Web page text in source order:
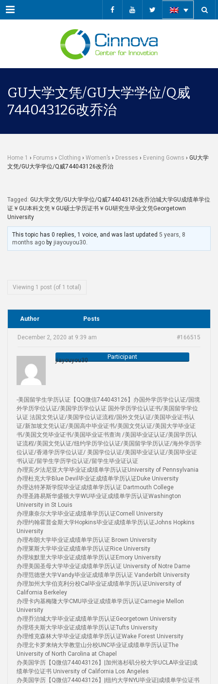
Menu
GU大学文凭/GU大学学位/Q威
744043126改乔治
Home 1 › Forums › Clothing › Women’s › Dresses › Evening Gowns › GU大学
文凭/GU大学学位/Q威744043126改乔治
Tagged: GU大学文凭/GU大学学位/Q威744043126改乔治城大学GU成绩单学位
证￥GU本科文凭￥GU硕士学历证书￥GU研究生毕业文凭Georgetown
University
This topic has 0 replies, 1 voice, and was last updated5 years, 8
months ago by jiayouyou30.
Viewing 1 post (of 1 total)
Author Posts
December 2, 2020 at 9:39 am #166515
jiayouyou30 Participant
-美国留学生学历认证【QQ微信744043126】办国外学历学位认证/国境
外学历学位认证/美国学历学位认证 国外学历学位认证书/美国留学学位
认证 法国文凭认证/美国学位认证流程/国外文凭认证/美国毕业证书认
证/新加坡文凭认证/美国高中毕业证书/美国文凭认证/美国大学毕业证
书/美国文凭毕业证书/美国毕业证书查询 /美国毕业证认证/美国学历认
证流程/美国文凭认证/纽约学历学位认证/美国留学学历认证/海外学历学
位认证/香港学历学位认证/ 美国学位认证/美国毕业证认证/美国毕业证
书认证/留学生学历学位认证/留学生毕业证认证
办理宾夕法尼亚大学毕业证成绩单学历认证University of Pennsylvania
办理杜克大学Blue Devil毕业证成绩单学历认证Duke University
办理达特茅斯学院毕业证成绩单学历认证 Dartmouth College
办理圣路易斯华盛顿大学WU毕业证成绩单学历认证Washington
University in St Louis
办理康奈尔大学毕业证成绩单学历认证Cornell University
办理约翰霍普金斯大学Hopkins毕业证成绩单学历认证Johns Hopkins
University
办理布朗大学毕业证成绩单学历认证 Brown University
办理莱斯大学毕业证成绩单学历认证Rice University
办理埃默里大学毕业证成绩单学历认证Emory University
办理美国圣母大学毕业证成绩单学历认证 University of Notre Dame
办理范德堡大学Vandy毕业证成绩单学历认证 Vanderbilt University
办理加州大学伯克利分校Cal毕业证成绩单学历认证University of
California Berkeley
办理卡内基梅隆大学CMU毕业证成绩单学历认证Carnegie Mellon
University
办理乔治城大学毕业证成绩单学历认证Georgetown University
办理塔夫斯大学毕业证成绩单学历认证Tufts University
办理维克森林大学毕业证成绩单学历认证Wake Forest University
办理北卡罗来纳大学教堂山分校UNC毕业证成绩单学历认证The
University of North Carolina at Chapel
办美国学历【Q微信744043126】|加州洛杉矶分校大学UCLA毕业证|成
绩单学位证书 University of California Los Angeles
办美国学历【Q微信744043126】|纽约大学NYU毕业证|成绩单学位证书